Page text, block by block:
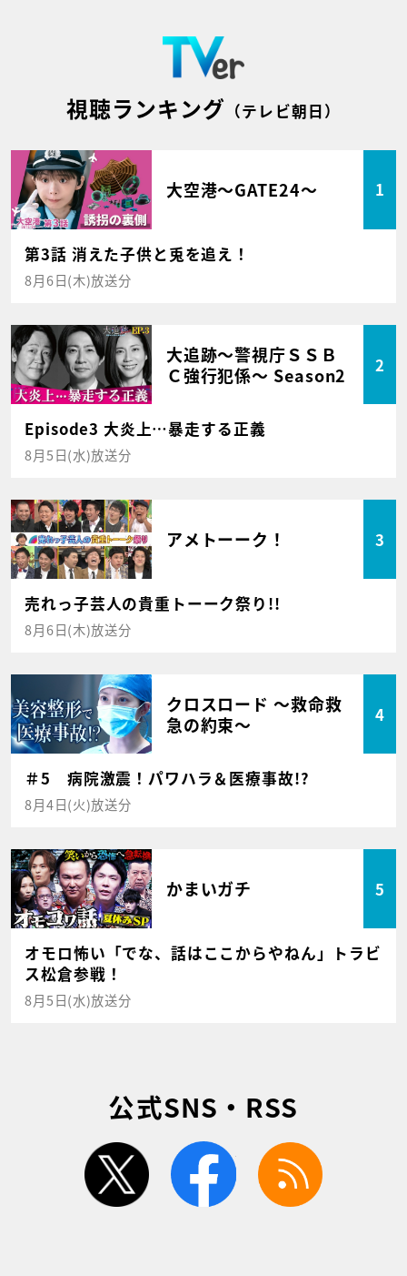
視聴ランキング （テレビ朝日）
大空港～GATE24～ 1
第3話 消えた子供と兎を追え！
8月6日(木)放送分
大追跡～警視庁ＳＳＢ
Ｃ強行犯係～ Season2
2
Episode3 大炎上…暴走する正義
8月5日(水)放送分
アメトーーク！ 3
売れっ子芸人の貴重トーーク祭り!!
8月6日(木)放送分
クロスロード ～救命救
急の約束～
4
＃5 病院激震！パワハラ＆医療事故!?
8月4日(火)放送分
かまいガチ 5
オモロ怖い「でな、話はここからやねん」トラビ
ス松倉参戦！
8月5日(水)放送分
公式SNS・RSS
twitter facebook